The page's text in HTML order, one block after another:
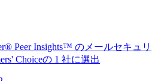
Peer Insights™ のメールセキュリ
Choiceの 1 社に選出